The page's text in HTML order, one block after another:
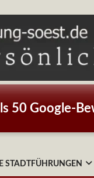
50 Google-
STADTFÜHRUNGEN